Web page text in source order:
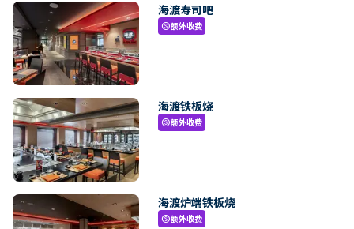
海渡寿司吧
paid额外收费
海渡铁板烧
paid额外收费
海渡炉端铁板烧
paid额外收费